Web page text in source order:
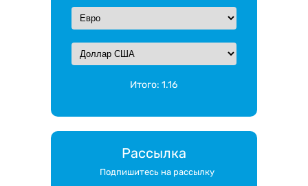
Итого:1.16
Рассылка
Подпишитесь на рассылку